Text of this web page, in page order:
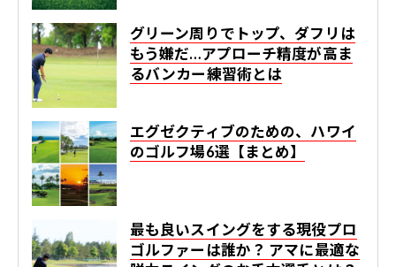
グリーン周りでトップ、ダフリは
もう嫌だ…アプローチ精度が高ま
るバンカー練習術とは
エグゼクティブのための、ハワイ
のゴルフ場6選【まとめ】
最も良いスイングをする現役プロ
ゴルファーは誰か？ アマに最適な